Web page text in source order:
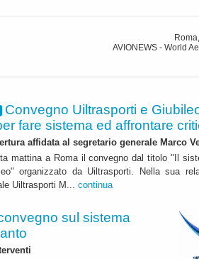
AVIONEWS - World
Convegno Uiltrasporti e
fare sistema ed affrontare
affidata al segretario generale Marco
mattina a Roma il convegno dal titolo "Il
organizzato da Uiltrasporti. Nella sua
Uiltrasporti M... continua
sul sistema